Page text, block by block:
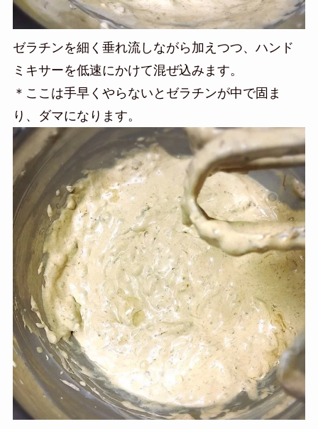
ゼラチンを細く垂れ流しながら加えつつ、ハンド
ミキサーを低速にかけて混ぜ込みます。
＊ここは手早くやらないとゼラチンが中で固ま
り、ダマになります。